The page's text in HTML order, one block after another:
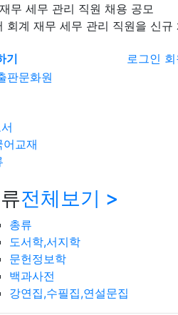
무 세무 관리 직원 채용 공모
회계 재무 세무 관리 직원을 신
기 로그인
어교재
전체보기 >
총류
도서학,서지학
문헌정보학
백과사전
강연집,수필집,연설문집